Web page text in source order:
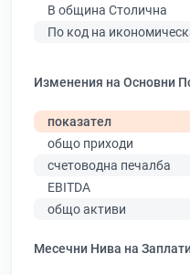
В община Столична
По код на
Изменения на Основни
показател
общо приходи
счетоводна печалба
EBITDA
общо активи
Месечни Нива на